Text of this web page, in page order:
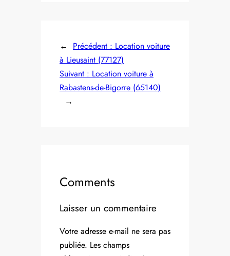
← Précédent : Location voiture
à Lieusaint (77127)
Suivant : Location voiture à
Rabastens-de-Bigorre (65140)
→
Comments
Laisser un commentaire
Votre adresse e-mail ne sera pas
publiée. Les champs